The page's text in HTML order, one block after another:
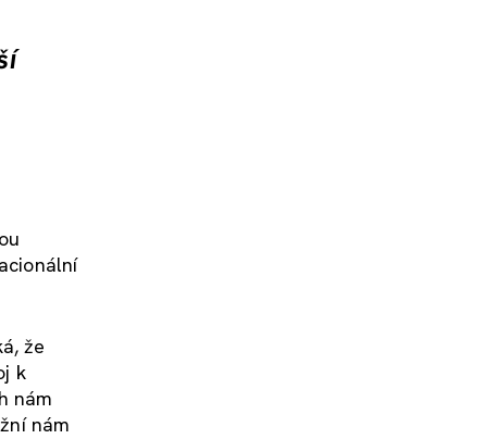
že
k
nám
nám